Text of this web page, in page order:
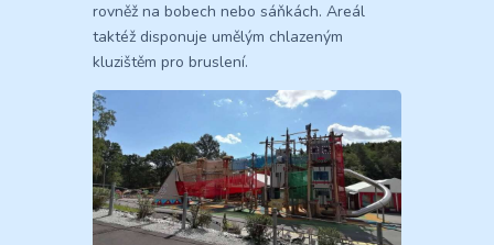
rovněž na bobech nebo sáňkách. Areál
taktéž disponuje umělým chlazeným
kluzištěm pro bruslení.